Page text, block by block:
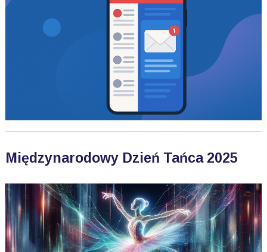
Międzynarodowy Dzień Tańca 2025